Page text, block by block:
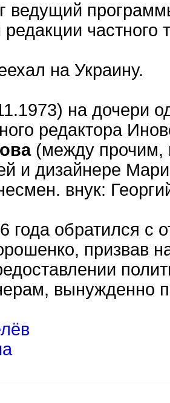
ведущий
редакции частного
на Украину.
на дочери
редактора
(между прочим,
и дизайнере
внук:
года обратился с
призвав
вынужденно